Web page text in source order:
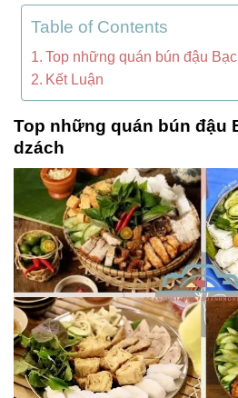
Table of Contents
Top những quán bún đậu
Kết Luận
Top những quán bún đậu
dzách